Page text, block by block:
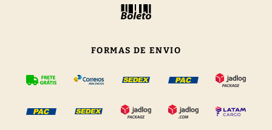
FORMAS DE ENVIO